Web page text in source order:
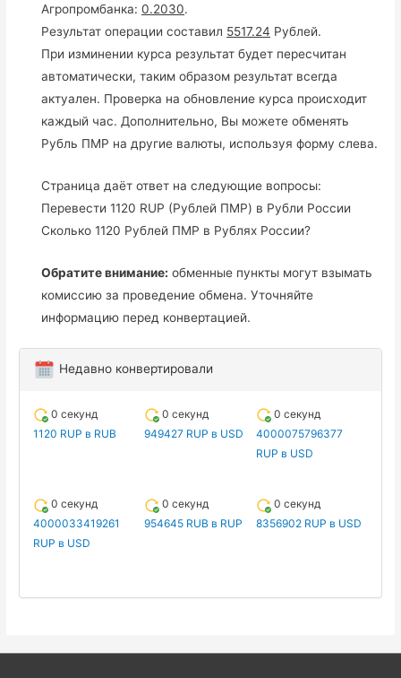
Агропромбанка:0.2030.
Результат операции составил 5517.24 Рублей.
При изминении курса результат будет пересчитан
автоматически, таким образом результат всегда
актуален. Проверка на обновление курса происходит
каждый час. Дополнительно, Вы можете обменять
Рубль ПМР на другие валюты, используя форму слева.
Страница даёт ответ на следующие вопросы:
Перевести 1120 RUP (Рублей ПМР) в Рубли России
Сколько 1120 Рублей ПМР в Рублях России?
Обратите внимание: обменные пункты могут взымать
комиссию за проведение обмена. Уточняйте
информацию перед конвертацией.
Недавно конвертировали
0 секунд
1120 RUP в RUB
0 секунд
949427 RUP в USD
0 секунд
4000075796377
RUP в USD
0 секунд
4000033419261
RUP в USD
0 секунд
954645 RUB в RUP
0 секунд
8356902 RUP в USD